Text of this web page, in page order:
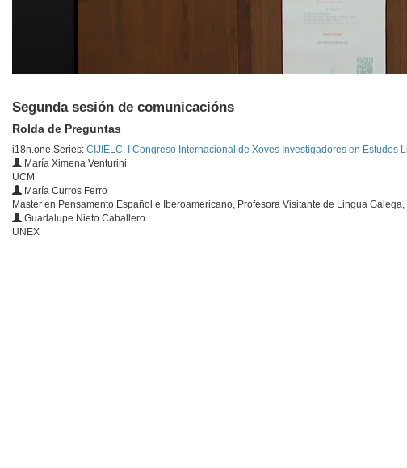
Segunda sesión de comunicacións
Rolda de Preguntas
i18n.one.Series: CIJIELC. I Congreso Internacional de Xoves Investigadores en Estudos
María Ximena Venturini
UCM
María Curros Ferro
Master en Pensamento Español e Iberoamericano, Profesora Visitante de Lingua Galega,
Guadalupe Nieto Caballero
UNEX